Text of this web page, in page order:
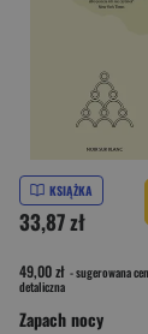
KSIĄŻKA
33,87 zł
49,00 zł - sugerowana
detaliczna
Zapach nocy